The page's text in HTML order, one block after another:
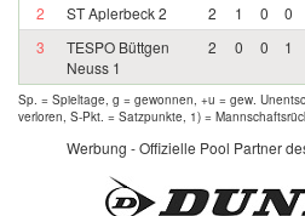
2 ST Aplerbeck 2 2 1 0 0
3
TESPO Büttgen
Neuss 1
2 0 0 1
Sp. = Spieltage, g = gewonnen, +u = gew.
verloren, S-Pkt. = Satzpunkte, 1) =
Werbung - Offizielle Pool Partner